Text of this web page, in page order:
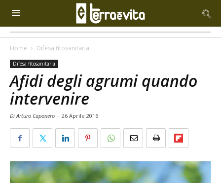
Home Difesa fitosanitaria
Difesa fitosanitaria
Afidi degli agrumi quando
intervenire
Di Arturo Caponero - 26 Aprile 2016